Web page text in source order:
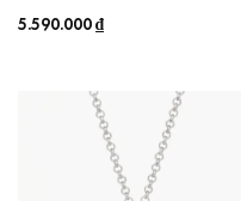
5.590.000₫